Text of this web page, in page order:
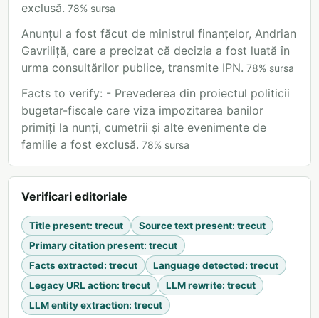
exclusă. 78% sursa
Anunțul a fost făcut de ministrul finanțelor, Andrian
Gavriliță, care a precizat că decizia a fost luată în
urma consultărilor publice, transmite IPN. 78% sursa
Facts to verify: - Prevederea din proiectul politicii
bugetar-fiscale care viza impozitarea banilor
primiți la nunți, cumetrii și alte evenimente de
familie a fost exclusă. 78% sursa
Verificari editoriale
Title present: trecut Source text present: trecut
Primary citation present: trecut
Facts extracted: trecut Language detected: trecut
Legacy URL action: trecut LLM rewrite: trecut
LLM entity extraction: trecut